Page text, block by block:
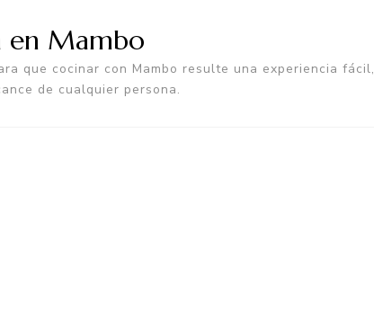
en Mambo
que cocinar con Mambo resulte una experiencia fácil,
de cualquier persona.